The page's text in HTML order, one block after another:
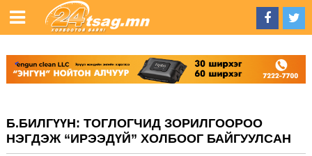
Б.БИЛГҮҮН: ТОГЛОГЧИД ЗОРИЛГООРОО
НЭГДЭЖ “ИРЭЭДҮЙ” ХОЛБООГ БАЙГУУЛСАН